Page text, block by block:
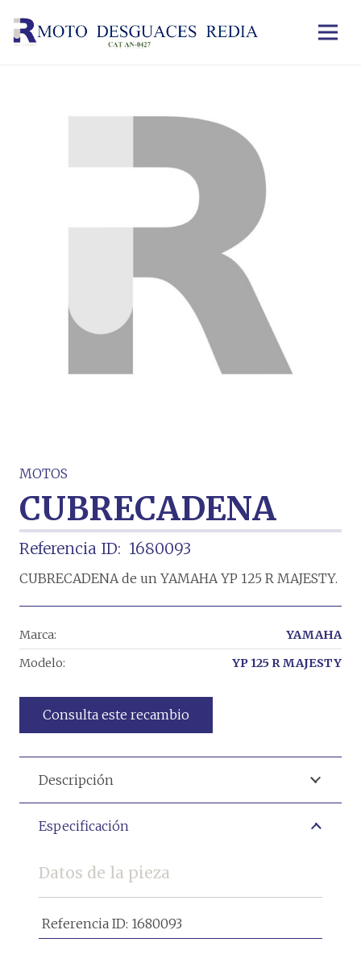
MOTOS
CUBRECADENA
Referencia ID: 1680093
CUBRECADENA de un YAMAHA YP 125 R MAJESTY.
Consulta este recambio
Marca:
YAMAHA
Modelo:
YP 125 R MAJESTY
Descripción
Especificación
Datos de la pieza
Referencia ID: 1680093